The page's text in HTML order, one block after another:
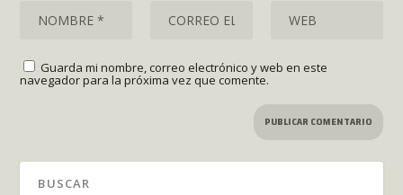
Guarda mi nombre, correo electrónico y web en este
navegador para la próxima vez que comente.